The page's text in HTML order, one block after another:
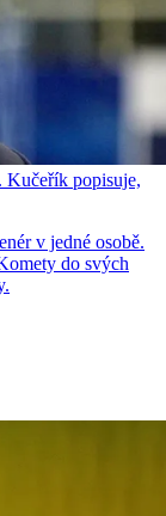
Kučeřík popisuje,
v jedné osobě.
do svých